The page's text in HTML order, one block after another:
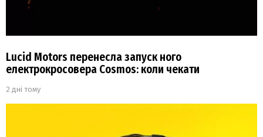
Lucid Motors перенесла запуск ного
електрокросовера Cosmos: коли чекати
2 дні тому